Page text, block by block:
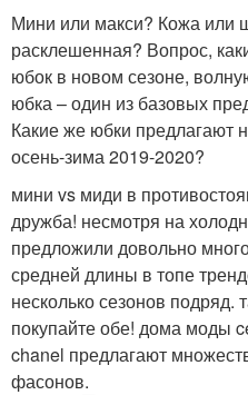
Мини или макси? Кожа
расклешенная? Вопрос,
юбок в новом сезоне,
юбка – один из базовых
Какие же юбки предлагают
осень-зима 2019-2020?
мини vs миди в
дружба! несмотря на
предложили довольно
средней длины в топе
несколько сезонов подряд.
покупайте обе! дома моды
chanel предлагают
фасонов.